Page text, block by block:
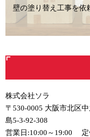
壁の塗り替え工事を依
株式会社ソラ
〒530-0005 大阪市北区中
島5-3-92-308
営業日:10:00～19:00 定